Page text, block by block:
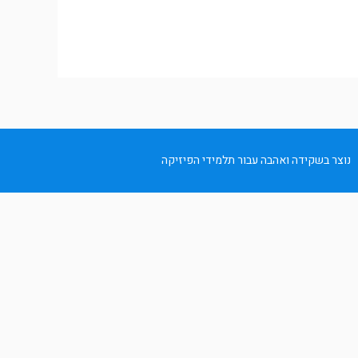
נוצר בשקידה ואהבה עבור תלמידי הפיזיקה